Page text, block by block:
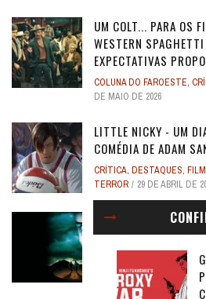
UM COLT... PARA OS
WESTERN
EXPECTATIVAS
COLUNA DO FAROESTE,
DE MAIO DE 2026
LITTLE NICKY - UM
COMÉDIA DE ADAM
CRÍTICA, DESTAQUES,
TERROR
29 DE ABRIL DE
ANJOS REBELDES:
DO CINEMA DE
FIA ...
CRÍTICA,DESTAQUES ,
TERROR
28 DE ABRIL DE